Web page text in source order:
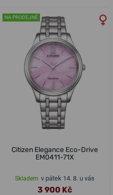
NA PRODEJNĚ
Citizen Elegance Eco-Drive
EM0411-71X
Skladem v pátek 14. 8. u vás
3 900 Kč